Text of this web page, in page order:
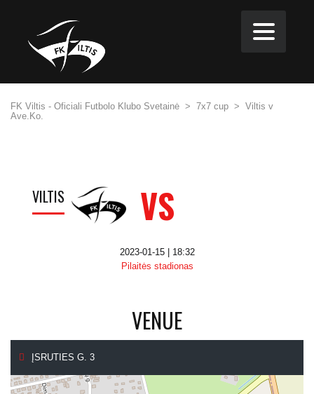
FK Viltis - Oficiali Futbolo Klubo Svetainė > 7x7 cup > Viltis v
Ave.Ko.
VILTIS VS
2023-01-15 | 18:32
Pilaitės stadionas
VENUE
ĮSRUTIES G. 3